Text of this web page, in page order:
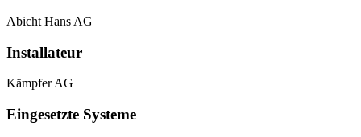
Abicht Hans AG
Installateur
Kämpfer AG
Eingesetzte Systeme